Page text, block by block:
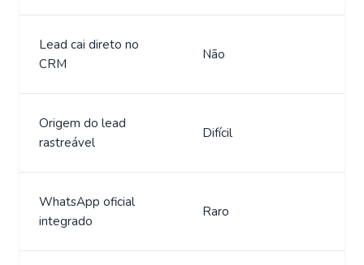
Lead cai direto no
CRM
Não
Origem do lead
rastreável
Difícil
WhatsApp oficial
integrado
Raro